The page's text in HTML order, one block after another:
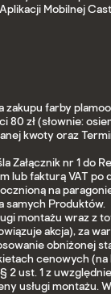
Mobilnej
farby
80 zł (słownie:
kwoty oraz
Załącznik nr 1 do
lub fakturą VAT
na
samych Produktów.
montażu wraz z
akcja), za
obniżonej
cenowych (na
2 ust. 1 z
usługi montażu.